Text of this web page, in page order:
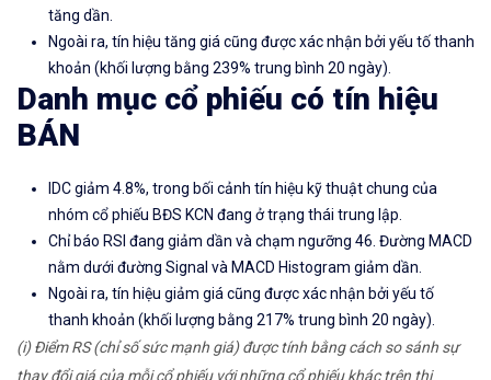
tăng dần.
Ngoài ra, tín hiệu tăng giá cũng được xác nhận bởi yếu tố thanh
khoản (khối lượng bằng 239% trung bình 20 ngày).
Danh mục cổ phiếu có tín hiệu
BÁN
IDC giảm 4.8%, trong bối cảnh tín hiệu kỹ thuật chung của
nhóm cổ phiếu BĐS KCN đang ở trạng thái trung lập.
Chỉ báo RSI đang giảm dần và chạm ngưỡng 46. Đường MACD
nằm dưới đường Signal và MACD Histogram giảm dần.
Ngoài ra, tín hiệu giảm giá cũng được xác nhận bởi yếu tố
thanh khoản (khối lượng bằng 217% trung bình 20 ngày).
(i) Điểm RS (chỉ số sức mạnh giá) được tính bằng cách so sánh sự
thay đổi giá của mỗi cổ phiếu với những cổ phiếu khác trên thị